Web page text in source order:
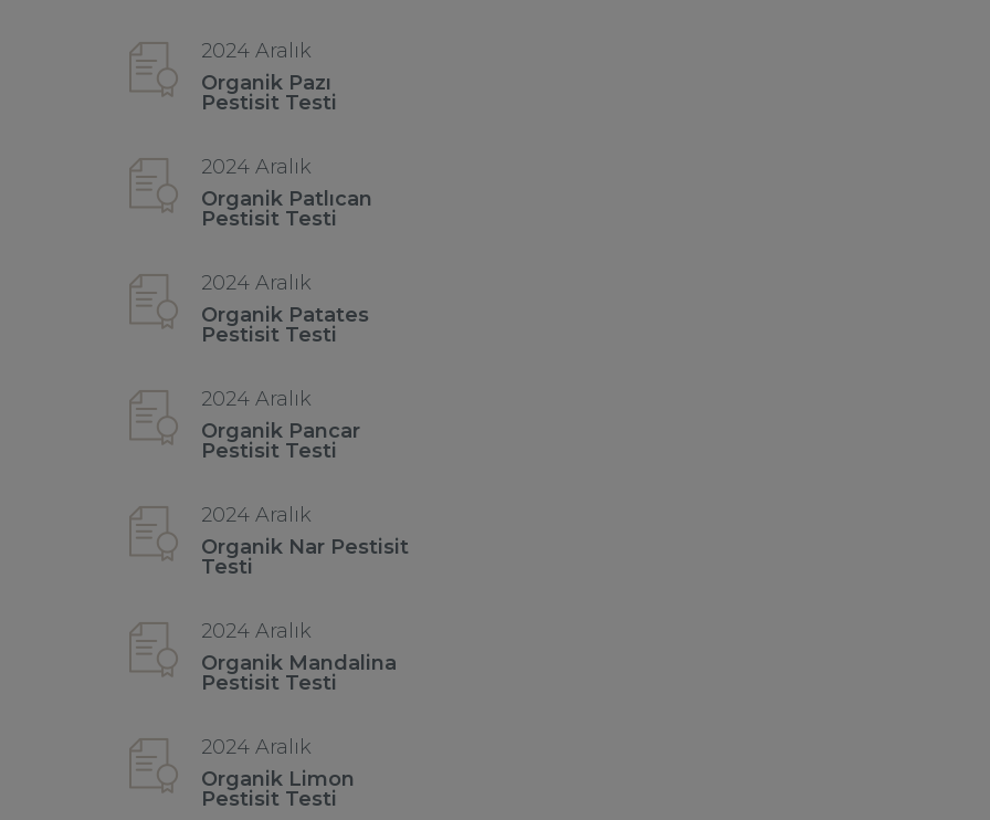
2024 Aralık
Organik Pazı
Pestisit Testi
2024 Aralık
Organik Patlıcan
Pestisit Testi
2024 Aralık
Organik Patates
Pestisit Testi
2024 Aralık
Organik Pancar
Pestisit Testi
2024 Aralık
Organik Nar Pestisit
Testi
2024 Aralık
Organik Mandalina
Pestisit Testi
2024 Aralık
Organik Limon
Pestisit Testi